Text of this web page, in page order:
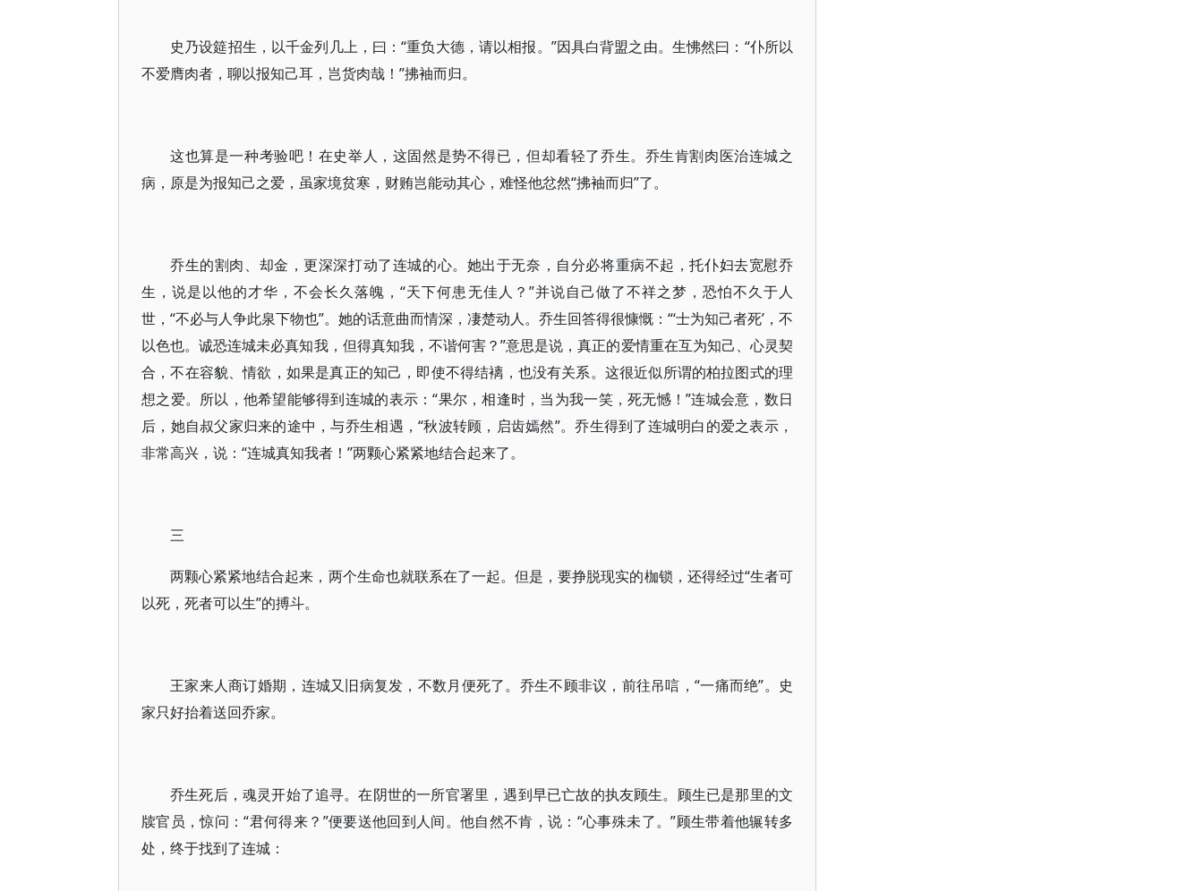
史乃设筵招生，以千金列几上，曰：“重负大德，请以相报。”因具白背盟之由。生怫然曰：“仆所以
不爱膺肉者，聊以报知己耳，岂货肉哉！”拂袖而归。
这也算是一种考验吧！在史举人，这固然是势不得已，但却看轻了乔生。乔生肯割肉医治连城之
病，原是为报知己之爱，虽家境贫寒，财贿岂能动其心，难怪他忿然“拂袖而归”了。
乔生的割肉、却金，更深深打动了连城的心。她出于无奈，自分必将重病不起，托仆妇去宽慰乔
生，说是以他的才华，不会长久落魄，“天下何患无佳人？”并说自己做了不祥之梦，恐怕不久于人
世，“不必与人争此泉下物也”。她的话意曲而情深，凄楚动人。乔生回答得很慷慨：“‘士为知己者死’，不
以色也。诚恐连城未必真知我，但得真知我，不谐何害？”意思是说，真正的爱情重在互为知己、心灵契
合，不在容貌、情欲，如果是真正的知己，即使不得结褵，也没有关系。这很近似所谓的柏拉图式的理
想之爱。所以，他希望能够得到连城的表示：“果尔，相逢时，当为我一笑，死无憾！”连城会意，数日
后，她自叔父家归来的途中，与乔生相遇，“秋波转顾，启齿嫣然”。乔生得到了连城明白的爱之表示，
非常高兴，说：“连城真知我者！”两颗心紧紧地结合起来了。
三
两颗心紧紧地结合起来，两个生命也就联系在了一起。但是，要挣脱现实的枷锁，还得经过“生者可
以死，死者可以生”的搏斗。
王家来人商订婚期，连城又旧病复发，不数月便死了。乔生不顾非议，前往吊唁，“一痛而绝”。史
家只好抬着送回乔家。
乔生死后，魂灵开始了追寻。在阴世的一所官署里，遇到早已亡故的执友顾生。顾生已是那里的文
牍官员，惊问：“君何得来？”便要送他回到人间。他自然不肯，说：“心事殊未了。”顾生带着他辗转多
处，终于找到了连城：